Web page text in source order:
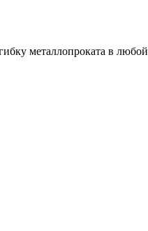
металлопроката в любой